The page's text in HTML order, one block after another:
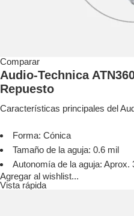
Comparar
Audio-Technica
Repuesto
Características principales del
Forma: Cónica
Tamaño de la aguja: 0.6 mil
Autonomía de la aguja: Aprox.
Agregar al wishlist...
Vista rápida